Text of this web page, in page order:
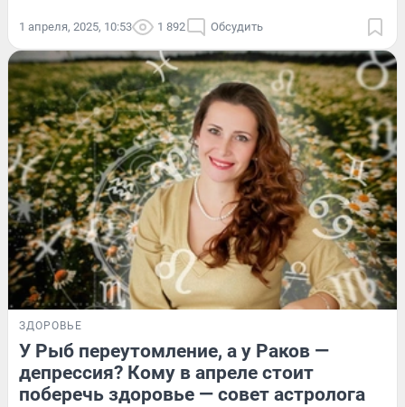
1 апреля, 2025, 10:53 1 892 Обсудить
ЗДОРОВЬЕ
У Рыб переутомление, а у Раков —
депрессия? Кому в апреле стоит
поберечь здоровье — совет астролога